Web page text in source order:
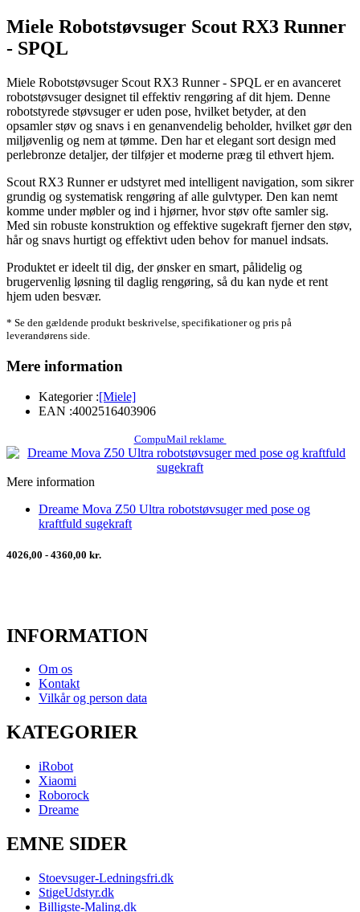
Miele Robotstøvsuger Scout RX3 Runner
- SPQL
Miele Robotstøvsuger Scout RX3 Runner - SPQL er en avanceret
robotstøvsuger designet til effektiv rengøring af dit hjem. Denne
robotstyrede støvsuger er uden pose, hvilket betyder, at den
opsamler støv og snavs i en genanvendelig beholder, hvilket gør den
miljøvenlig og nem at tømme. Den har et elegant sort design med
perlebronze detaljer, der tilføjer et moderne præg til ethvert hjem.
Scout RX3 Runner er udstyret med intelligent navigation, som sikrer
grundig og systematisk rengøring af alle gulvtyper. Den kan nemt
komme under møbler og ind i hjørner, hvor støv ofte samler sig.
Med sin robuste konstruktion og effektive sugekraft fjerner den støv,
hår og snavs hurtigt og effektivt uden behov for manuel indsats.
Produktet er ideelt til dig, der ønsker en smart, pålidelig og
brugervenlig løsning til daglig rengøring, så du kan nyde et rent
hjem uden besvær.
* Se den gældende produkt beskrivelse, specifikationer og pris på
leverandørens side.
Mere information
Kategorier :[Miele]
EAN :4002516403906
CompuMail reklame
Mere information
Dreame Mova Z50 Ultra robotstøvsuger med pose og
kraftfuld sugekraft
4026,00 - 4360,00 kr.
INFORMATION
Om os
Kontakt
Vilkår og person data
KATEGORIER
iRobot
Xiaomi
Roborock
Dreame
EMNE SIDER
Stoevsuger-Ledningsfri.dk
StigeUdstyr.dk
Billigste-Maling.dk